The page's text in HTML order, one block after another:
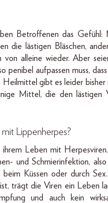
Betroffenen das Gefühl:
die lästigen Bläschen,
von alleine wieder. Aber
penibel aufpassen muss,
gibt es leider bisher
Mittel, die den lästigen
Lippenherpes?
Leben mit
und Schmierinfektion,
Küssen oder durch
trägt die Viren ein Leben
und auch kein